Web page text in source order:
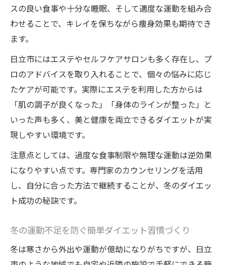
スの良い食事や十分な睡眠、そして適度な運動を組み合
わせることで、キレイを保ちながら痩身効果も期待でき
ます。
日立市にはエステやセルフケアサロンも多く存在し、プ
ロのアドバイスを取り入れることで、個々の悩みに応じ
たケアが可能です。実際にエステを利用した方からは
「肌の調子が良くなった」「身体のラインが整った」と
いった声も多く、美と健康を両立できるダイエットが実
現しやすい環境です。
注意点としては、過度な食事制限や無理な運動は逆効果
になりやすい点です。専門家のカウンセリングを活用
し、自分に合った方法で継続することが、冬のダイエッ
ト成功の秘訣です。
冬の運動不足を防ぐ簡単ダイエット習慣づくり
冬は寒さから外出や運動が億劫になりがちですが、日立